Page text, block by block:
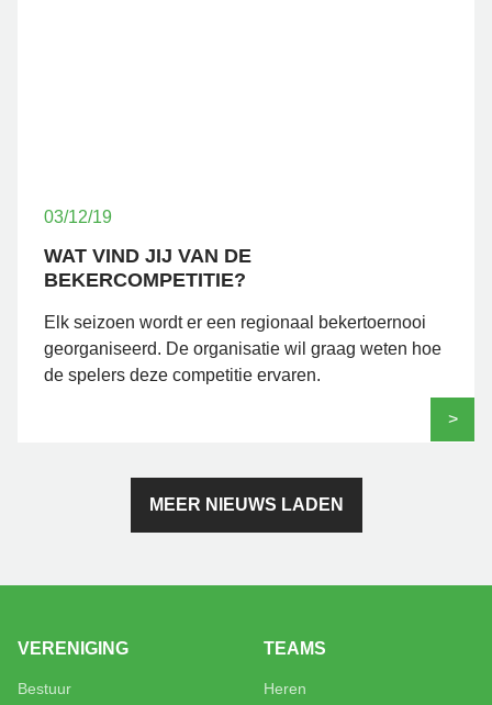
03/12/19
WAT VIND JIJ VAN DE
BEKERCOMPETITIE?
Elk seizoen wordt er een regionaal bekertoernooi
georganiseerd. De organisatie wil graag weten hoe
de spelers deze competitie ervaren.
>
MEER NIEUWS LADEN
VERENIGING
Bestuur
TEAMS
Heren